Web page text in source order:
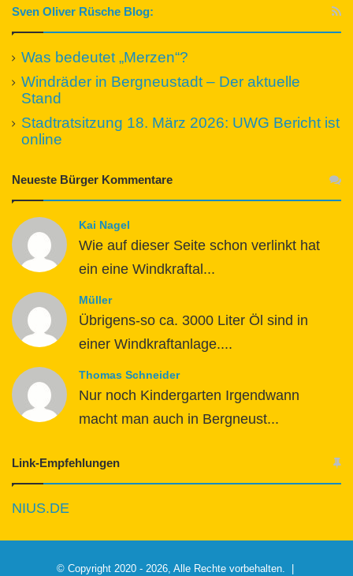
Sven Oliver Rüsche Blog:
Was bedeutet „Merzen“?
Windräder in Bergneustadt – Der aktuelle
Stand
Stadtratsitzung 18. März 2026: UWG Bericht ist
online
Neueste Bürger Kommentare
Kai Nagel
Wie auf dieser Seite schon verlinkt hat
ein eine Windkraftal...
Müller
Übrigens-so ca. 3000 Liter Öl sind in
einer Windkraftanlage....
Thomas Schneider
Nur noch Kindergarten Irgendwann
macht man auch in Bergneust...
Link-Empfehlungen
NIUS.DE
© Copyright 2020 - 2026, Alle Rechte vorbehalten. |